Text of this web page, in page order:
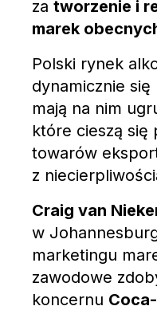
za tworzenie i
marek
Polski rynek
dynamicznie
mają na nim
które cieszą się
towarów
z
Craig van
w
marketingu
zawodowe
koncernu